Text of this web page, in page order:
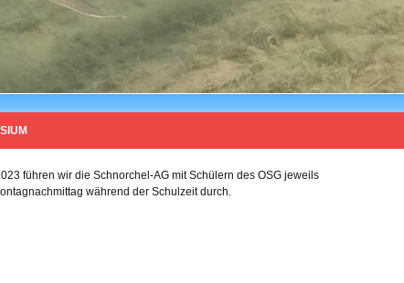
führen wir die Schnorchel-AG mit Schülern des OSG jeweils
während der Schulzeit durch.